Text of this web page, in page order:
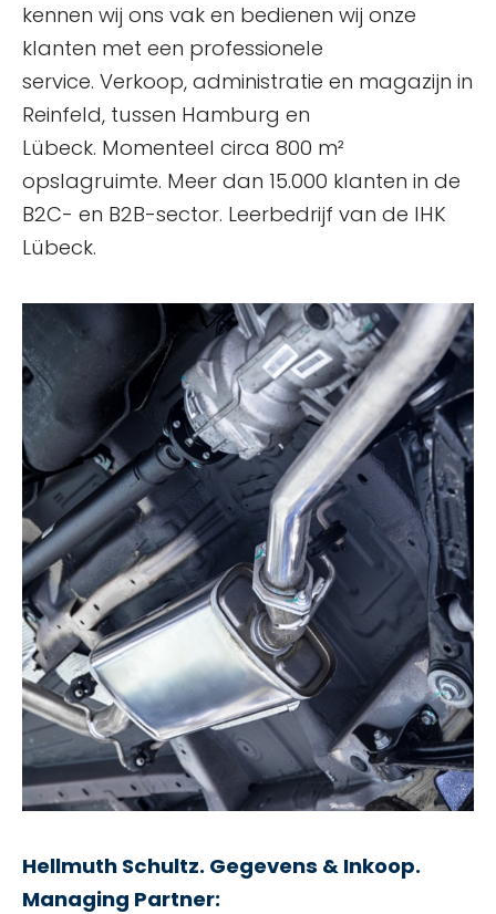
kennen wij ons vak en bedienen wij onze
klanten met een professionele
service. Verkoop, administratie en magazijn in
Reinfeld, tussen Hamburg en
Lübeck. Momenteel circa 800 m²
opslagruimte. Meer dan 15.000 klanten in de
B2C- en B2B-sector. Leerbedrijf van de IHK
Lübeck.
Hellmuth Schultz. Gegevens & Inkoop.
Managing Partner: